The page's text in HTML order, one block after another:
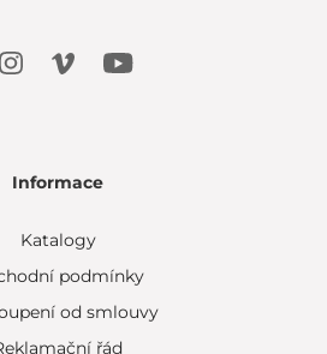
Informace
Katalogy
podmínky
od smlouvy
řád